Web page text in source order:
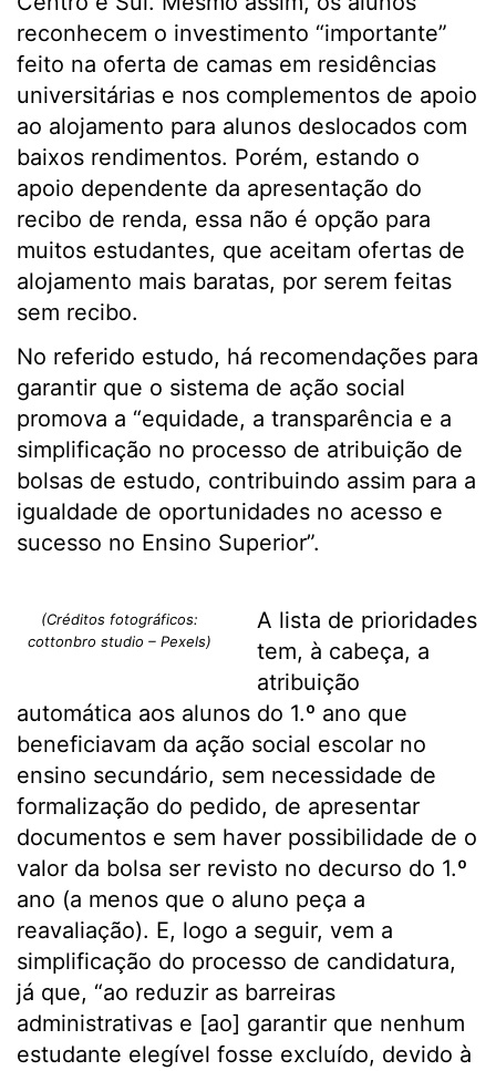
reconhecem o investimento “importante”
feito na oferta de camas em residências
universitárias e nos complementos de apoio
ao alojamento para alunos deslocados com
baixos rendimentos. Porém, estando o
apoio dependente da apresentação do
recibo de renda, essa não é opção para
muitos estudantes, que aceitam ofertas de
alojamento mais baratas, por serem feitas
sem recibo.
No referido estudo, há recomendações para
garantir que o sistema de ação social
promova a “equidade, a transparência e a
simplificação no processo de atribuição de
bolsas de estudo, contribuindo assim para a
igualdade de oportunidades no acesso e
sucesso no Ensino Superior”.
(Créditos fotográficos:
cottonbro studio – Pexels)
A lista de prioridades
tem, à cabeça, a
atribuição
automática aos alunos do 1.º ano que
beneficiavam da ação social escolar no
ensino secundário, sem necessidade de
formalização do pedido, de apresentar
documentos e sem haver possibilidade de o
valor da bolsa ser revisto no decurso do 1.º
ano (a menos que o aluno peça a
reavaliação). E, logo a seguir, vem a
simplificação do processo de candidatura,
já que, “ao reduzir as barreiras
administrativas e [ao] garantir que nenhum
estudante elegível fosse excluído, devido à